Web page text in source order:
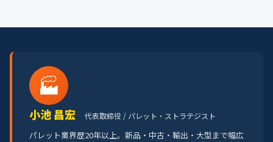
🏭
小池 昌宏 代表取締役 / パレット・ストラテジスト
パレット業界歴20年以上。新品・中古・輸出・大型まで幅広